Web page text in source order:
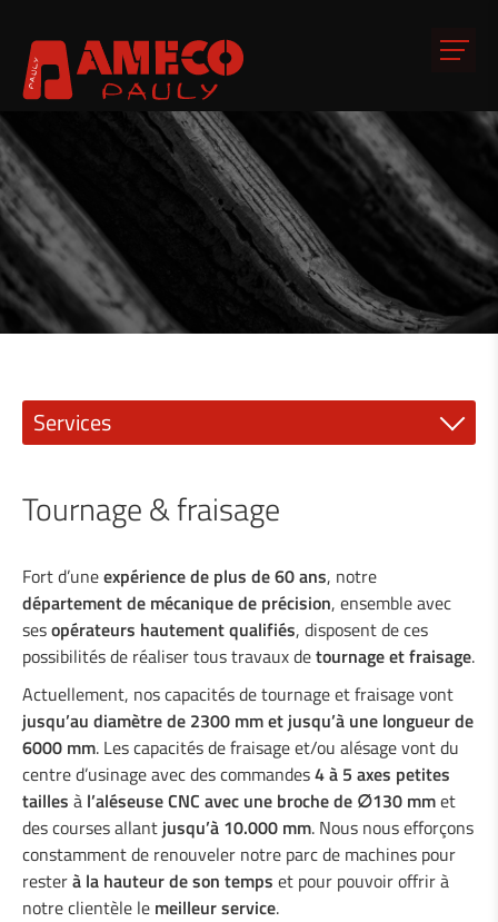
Services
Tournage & fraisage
Revêtements
Assemblage de machines
Soudage industriel
Services à l'industrie
Bureau d'études
Tournage & fraisage
Fort d’uneexpérience de plus de 60 ans, notre
département de mécanique de précision, ensemble avec
sesopérateurs hautement qualifiés, disposent de ces
possibilités de réaliser tous travaux detournage et fraisage.
Actuellement, nos capacités de tournage et fraisage vont
jusqu’au diamètre de 2300 mm et jusqu’à une longueur de
6000 mm. Les capacités de fraisage et/ou alésage vont du
centre d’usinage avec des commandes4 à 5 axes petites
tailles à l’aléseuse CNC avec une broche de ∅130 mmet
des courses allant jusqu’à 10.000 mm. Nous nous efforçons
constamment de renouveler notre parc de machines pour
resterà la hauteur de son temps et pour pouvoir offrir à
notre clientèle le meilleur service.